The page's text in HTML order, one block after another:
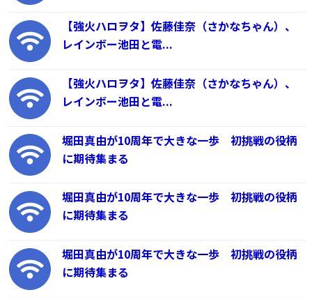
【強火ハロヲタ】佐藤佳奈（さかなちゃん）、
レインボー池田と電...
【強火ハロヲタ】佐藤佳奈（さかなちゃん）、
レインボー池田と電...
堀田真由が10周年で大きな一歩 初挑戦の役柄
に期待集まる
堀田真由が10周年で大きな一歩 初挑戦の役柄
に期待集まる
堀田真由が10周年で大きな一歩 初挑戦の役柄
に期待集まる